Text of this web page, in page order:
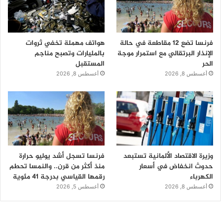
فرنسا تضع 12 مقاطعة في حالة
الإنذار البرتقالي مع استمرار موجة
الحر
أغسطس 8, 2026
هواتف مهملة تخفي ثروات
بالمليارات وتصبح مناجم
المستقبل
أغسطس 8, 2026
وزيرة الاقتصاد الألمانية تستبعد
حدوث انخفاض في أسعار
الكهرباء
أغسطس 8, 2026
فرنسا تسجل أشد يوليو حرارة
منذ أكثر من قرن.. والنمسا تحطم
رقمها القياسي بدرجة 41 مئوية
أغسطس 5, 2026